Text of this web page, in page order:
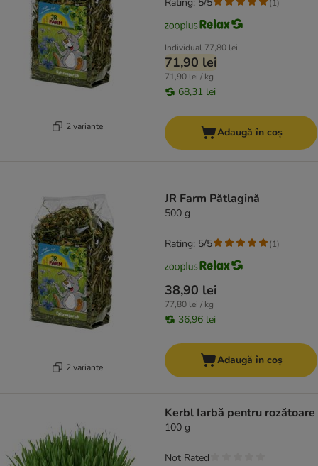
2 variante
Individual 77,80 lei
71,90 lei
71,90 lei / kg
68,31 lei
(1)
Adaugă în coș
2 variante
JR Farm Pătlagină
500 g
38,90 lei
77,80 lei / kg
36,96 lei
Rating: 5/5 (1)
Adaugă în coș
Kerbl Iarbă pentru rozătoare
100 g
Not Rated